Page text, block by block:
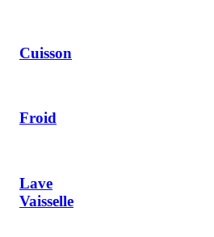
Cuisson
Froid
Lave
Vaisselle